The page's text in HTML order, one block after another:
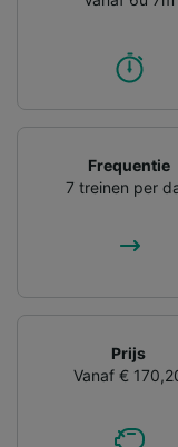
Frequentie
7 treinen per
Prijs
Vanaf €